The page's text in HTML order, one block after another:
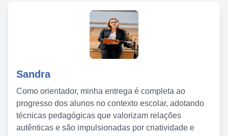
Sandra
Como orientador, minha entrega é completa ao
progresso dos alunos no contexto escolar, adotando
técnicas pedagógicas que valorizam relações
autênticas e são impulsionadas por criatividade e